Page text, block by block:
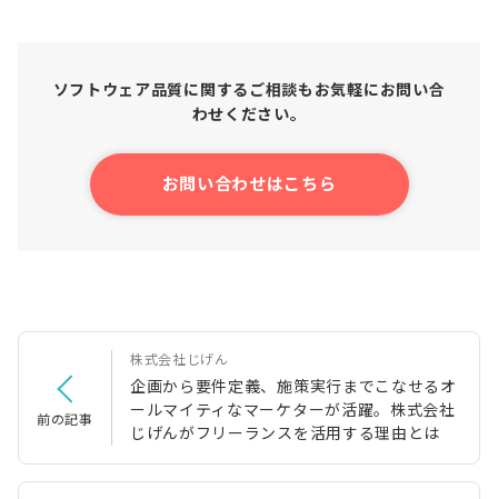
ソフトウェア品質に関するご相談もお気軽にお問い合
わせください。
お問い合わせはこちら
前の記事
株式会社じげん
企画から要件定義、施策実行までこなせるオ
ールマイティなマーケターが活躍。株式会社
じげんがフリーランスを活用する理由とは